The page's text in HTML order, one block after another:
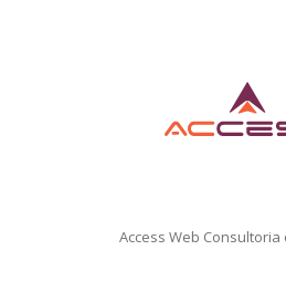
Access Web Consultoria